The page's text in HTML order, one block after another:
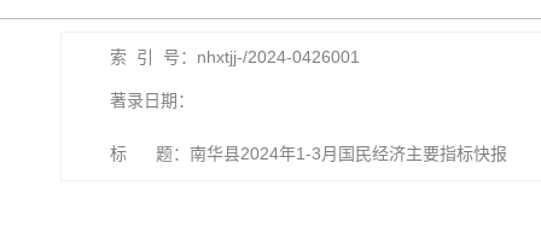
索 引 号：nhxtjj-/2024-0426001
著录日期：
标 题：南华县2024年1-3月国民经济主要指标快报